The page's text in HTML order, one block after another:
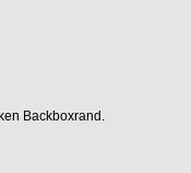
Backboxrand.